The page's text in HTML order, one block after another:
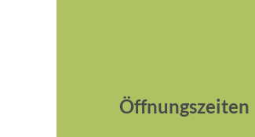
Öffnungszeiten